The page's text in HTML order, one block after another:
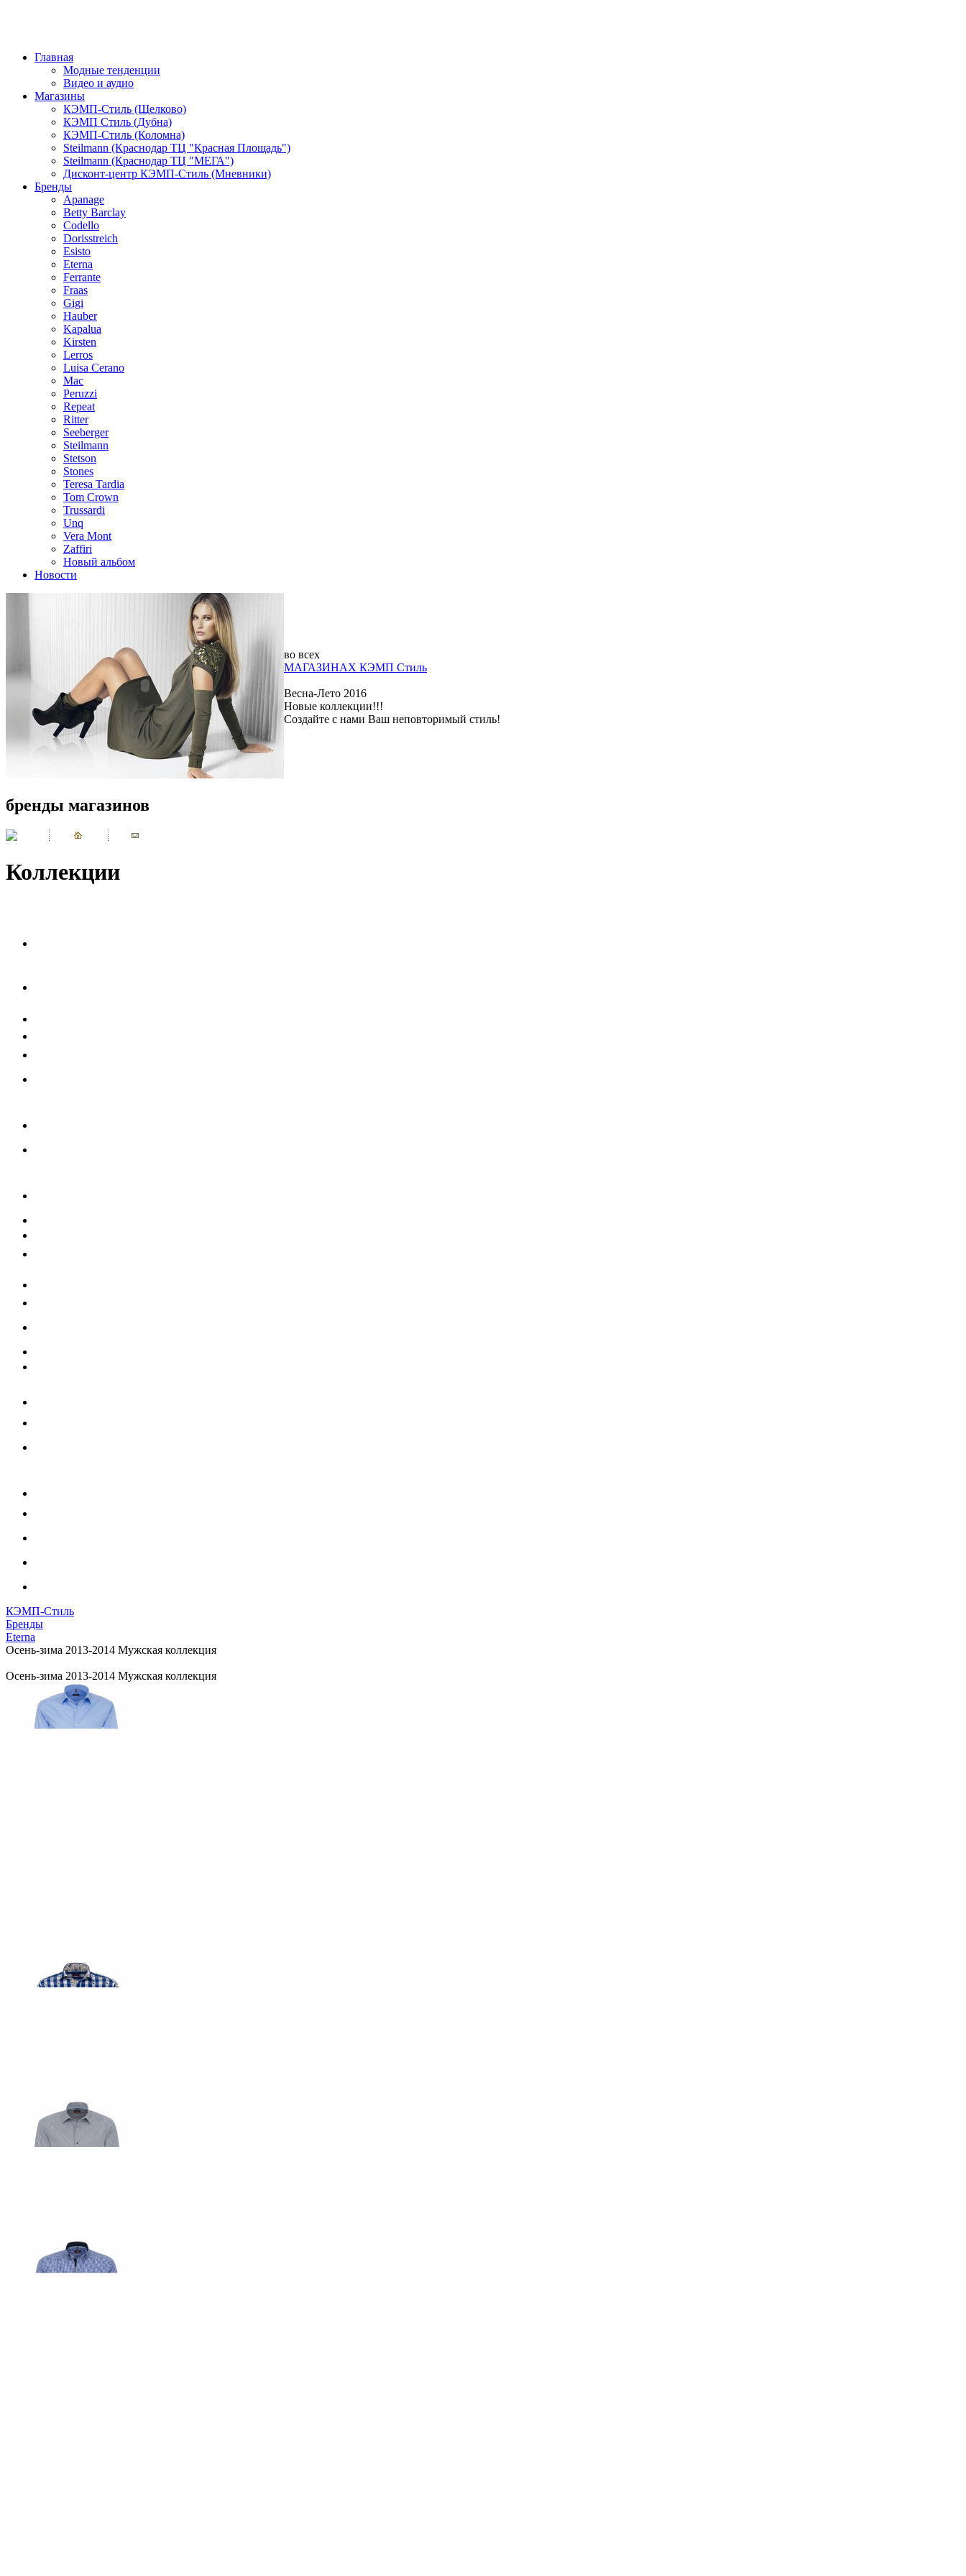
Главная
Модные тенденции
Видео и аудио
Магазины
КЭМП-Стиль (Щелково)
КЭМП Стиль (Дубна)
КЭМП-Стиль (Коломна)
Steilmann (Краснодар ТЦ "Красная Площадь")
Steilmann (Краснодар ТЦ "МЕГА")
Дисконт-центр КЭМП-Стиль (Мневники)
Бренды
Apanage
Betty Barclay
Codello
Dorisstreich
Esisto
Eterna
Ferrante
Fraas
Gigi
Hauber
Kapalua
Kirsten
Lerros
Luisa Cerano
Mac
Peruzzi
Repeat
Ritter
Seeberger
Steilmann
Stetson
Stones
Teresa Tardia
Tom Crown
Trussardi
Unq
Vera Mont
Zaffiri
Новый альбом
Новости
во всех
МАГАЗИНАХ КЭМП Стиль
Весна-Лето 2016
Новые коллекции!!!
Создайте с нами Ваш неповторимый стиль!
бренды магазинов
Коллекции
КЭМП-Стиль
Бренды
Eterna
Осень-зима 2013-2014 Мужская коллекция
Осень-зима 2013-2014 Мужская коллекция